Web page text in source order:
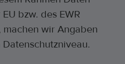
bzw. des EWR
wir Angaben